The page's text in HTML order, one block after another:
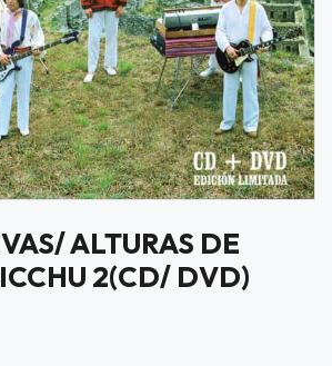
ALTURAS DE
2(CD/ DVD)